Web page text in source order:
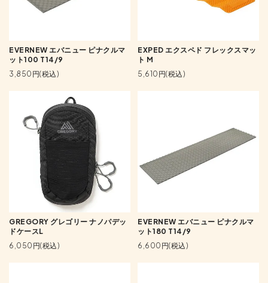
EVERNEW エバニュー ピナクルマ
ット100 T14/9
3,850円(税込)
EXPED エクスペド フレックスマッ
ト M
5,610円(税込)
GREGORY グレゴリー ナノパデッ
ドケースL
6,050円(税込)
EVERNEW エバニュー ピナクルマ
ット180 T14/9
6,600円(税込)